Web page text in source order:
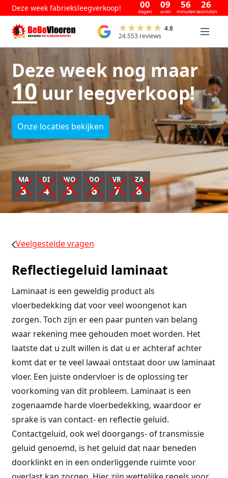
Deze week fabrieksleegverkoop! 00
dagen
09
uren
56
minuten
26
seconden
4.8
24.553 reviews
Deze week nog maar
10uur leegverkoop!
Onze locaties bekijken
MA
3
DI
4
WO
5
DO
6
VR
7
ZA
8
Veelgestelde vragen
Reflectiegeluid laminaat
Laminaat is een geweldig product als
vloerbedekking dat voor veel woongenot kan
zorgen. Toch zijn er een paar punten van belang
waar rekening mee gehouden moet worden. Het
laatste dat u zult willen is dat u er achteraf achter
komt dat er te veel lawaai ontstaat door uw laminaat
vloer. Een juiste ondervloer is de oplossing ter
voorkoming van dit probleem. Laminaat is een
zogenaamde harde vloerbedekking, waardoor er
sprake is van contact- en reflectie geluid.
Contactgeluid, ook wel doorgangs- of transmissie
geluid genoemd, is het geluid dat naar beneden
doorklinkt en in een onderliggende ruimte voor